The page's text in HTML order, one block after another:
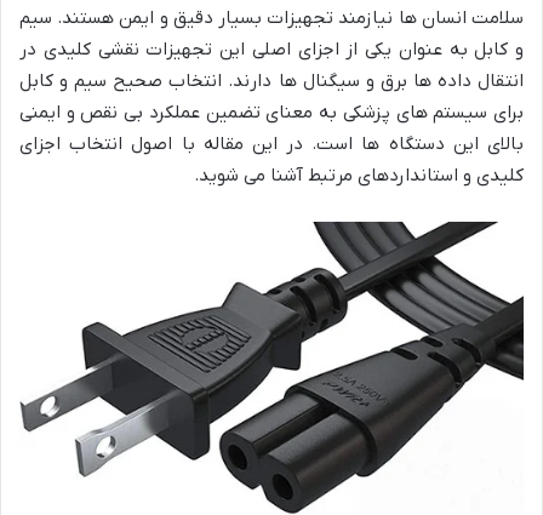
سلامت انسان ها نیازمند تجهیزات بسیار دقیق و ایمن هستند. سیم
و کابل به عنوان یکی از اجزای اصلی این تجهیزات نقشی کلیدی در
انتقال داده ها برق و سیگنال ها دارند. انتخاب صحیح سیم و کابل
برای سیستم های پزشکی به معنای تضمین عملکرد بی نقص و ایمنی
بالای این دستگاه ها است. در این مقاله با اصول انتخاب اجزای
کلیدی و استانداردهای مرتبط آشنا می شوید.